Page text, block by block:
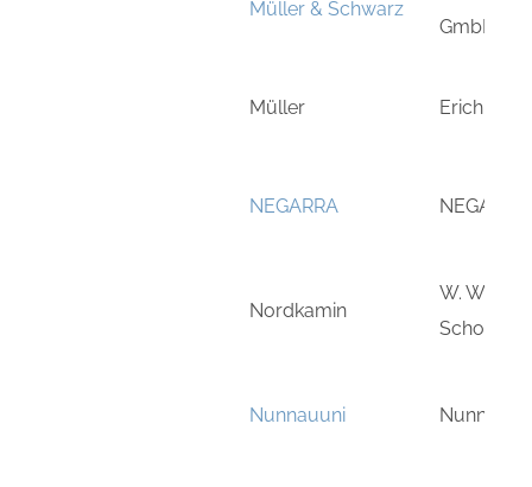
Müller & Schwarz
GmbH
Müller Erich
NEGARRA NEGARRA
Nordkamin
W.
Nunnauuni